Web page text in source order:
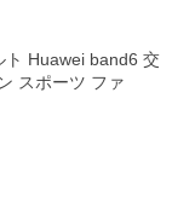
ト Huawei band6 交
スポーツ ファ